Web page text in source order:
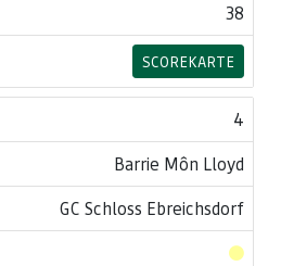
38
SCOREKARTE
4
Barrie Môn Lloyd
GC Schloss Ebreichsdorf